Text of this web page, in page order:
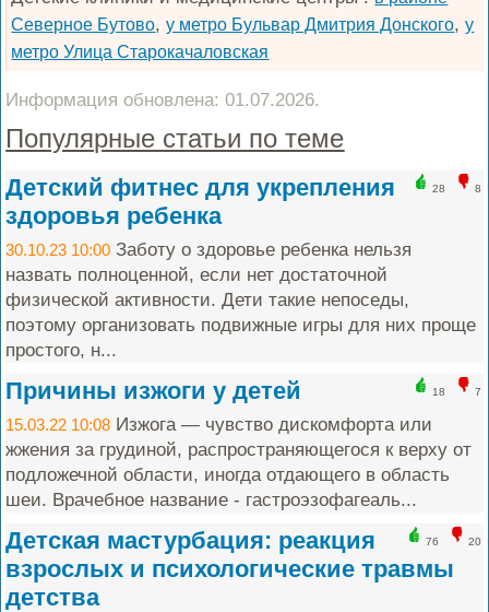
Северное Бутово,у метро Бульвар Дмитрия Донского,у
метро Улица Старокачаловская
Информация обновлена: 01.07.2026.
Популярные статьи по теме
28 8
Детский фитнес для укрепления
здоровья ребенка
30.10.23 10:00 Заботу о здоровье ребенка нельзя
назвать полноценной, если нет достаточной
физической активности. Дети такие непоседы,
поэтому организовать подвижные игры для них проще
простого, н...
18 7
Причины изжоги у детей
15.03.22 10:08 Изжога — чувство дискомфорта или
жжения за грудиной, распространяющегося к верху от
подложечной области, иногда отдающего в область
шеи. Врачебное название - гастроэзофагеаль...
76 20
Детская мастурбация: реакция
взрослых и психологические травмы
детства